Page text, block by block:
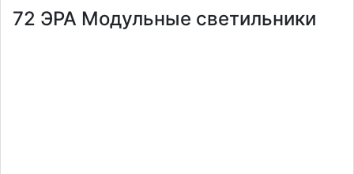
72 ЭРА Модульные светильники